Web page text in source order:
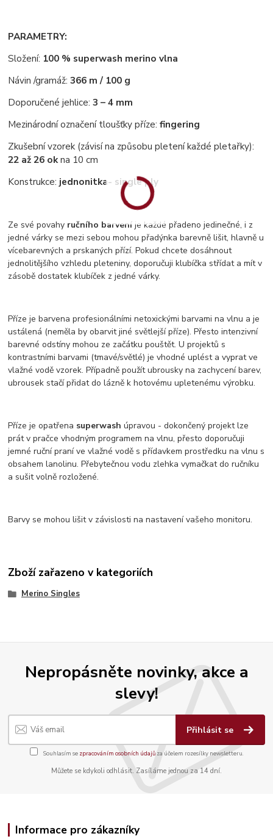
PARAMETRY:
Složení: 100 % superwash merino vlna
Návin /gramáž: 366 m / 100 g
Doporučené jehlice:3 – 4 mm
Mezinárodní označení tloušťky příze:fingering
Zkušební vzorek (závisí na způsobu pletení každé pletařky):
22 až 26 okna 10 cm
Konstrukce: jednonitka- single ply
Ze své povahy ručního barveníje každé přadeno jedinečné, i z
jedné várky se mezi sebou mohou přadýnka barevně lišit, hlavně u
vícebarevných a prskaných přízí. Pokud chcete dosáhnout
jednolitějšího vzhledu pleteniny, doporučuji klubíčka střídat a mít v
zásobě dostatek klubíček z jedné várky.
Příze je barvena profesionálními netoxickými barvami na vlnu a je
ustálená (neměla by obarvit jiné světlejší příze). Přesto intenzivní
barevné odstíny mohou ze začátku pouštět. U projektů s
kontrastními barvami (tmavé/světlé) je vhodné uplést a vyprat ve
vlažné vodě vzorek. Případně použít ubrousky na zachycení barev,
ubrousek stačí přidat do lázně k hotovému upletenému výrobku.
Příze je opatřena superwash úpravou - dokončený projekt lze
prát v pračce vhodným programem na vlnu, přesto doporučuji
jemné ruční praní ve vlažné vodě s přídavkem prostředku na vlnu s
obsahem lanolinu. Přebytečnou vodu zlehka vymačkat do ručníku
a sušit volně rozložené.
Barvy se mohou lišit v závislosti na nastavení vašeho monitoru.
Zboží zařazeno v kategoriích
Merino Singles
Nepropásněte novinky, akce a
slevy!
Přihlásit se
Souhlasím se zpracováním osobních údajůza účelem rozesílky newsletteru.
Můžete se kdykoli odhlásit. Zasíláme jednou za 14 dní.
Informace pro zákazníky